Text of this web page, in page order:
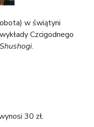
w świątyni
Czcigodnego
Shushogi.
30 zł.